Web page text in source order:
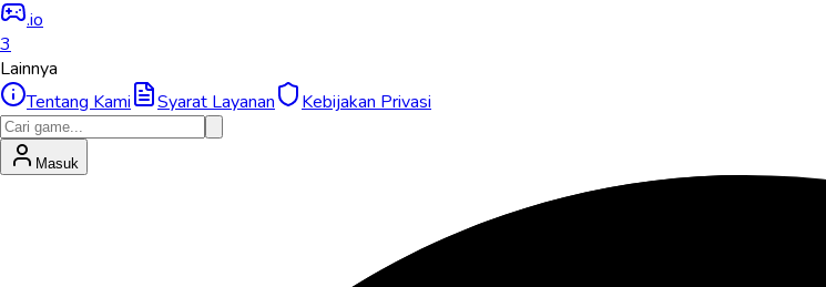
.io
3
Lainnya
Tentang Kami
Syarat Layanan Kebijakan Privasi
Masuk